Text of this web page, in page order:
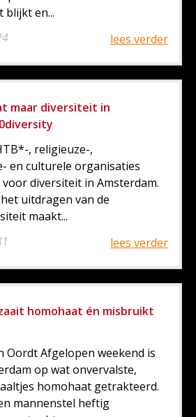
blijkt en...
lees verder
maar diversiteit in
, religieuze-,
en culturele organisaties
diversiteit in Amsterdam.
uitdragen van de
maakt...
lees verder
homohaat én misbruikt
Oordt Afgelopen weekend is
op wat onvervalste,
homohaat getrakteerd.
mannenstel heftig